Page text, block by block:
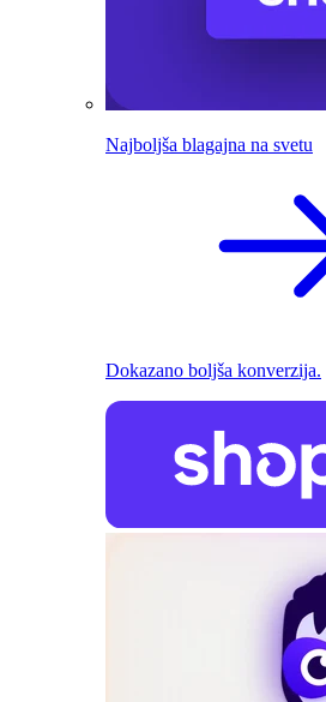
Najboljša blagajna na svetu
Dokazano boljša konverzija.